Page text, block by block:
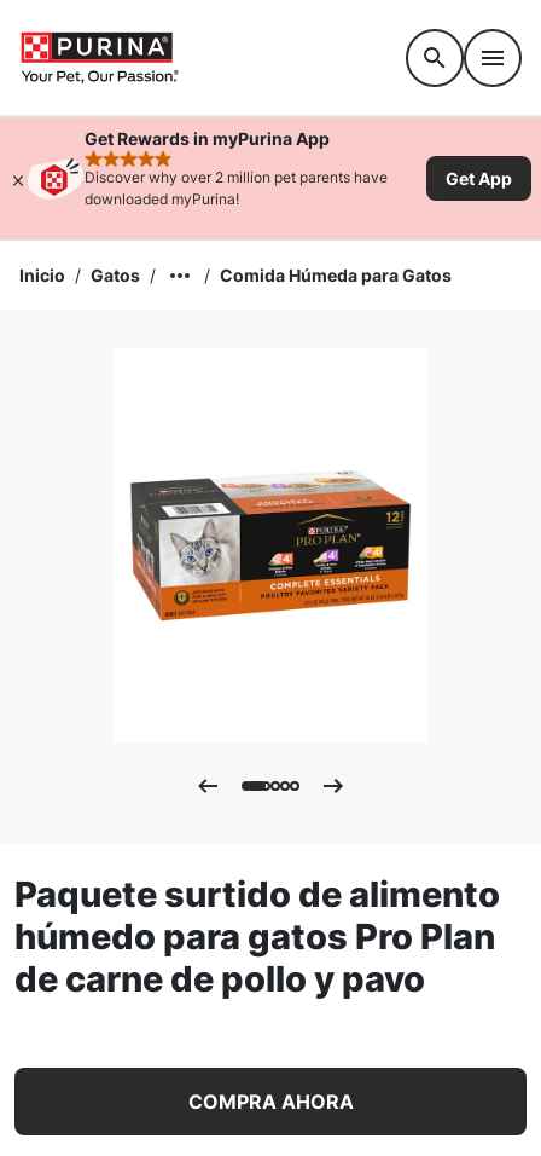
Get Rewards in myPurina App
rated 4.9 stars
Discover why over 2 million pet parents have
downloaded myPurina!
Get App
Inicio / Gatos / / Comida Húmeda para Gatos
Ampliar la Imagen
Paquete surtido de alimento
húmedo para gatos Pro Plan
de carne de pollo y pavo
Paquete surtido de alimento húmedo para gatos Pro
COMPRA AHORA